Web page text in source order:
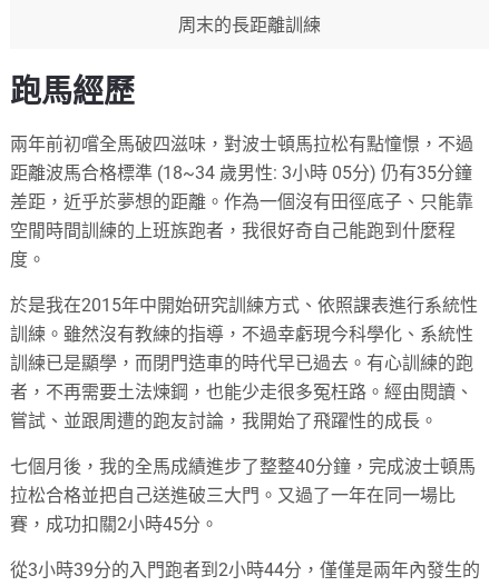
周末的長距離訓練
跑馬經歷
兩年前初嚐全馬破四滋味，對波士頓馬拉松有點憧憬，不過
距離波馬合格標準 (18~34 歲男性: 3小時 05分) 仍有35分鐘
差距，近乎於夢想的距離。作為一個沒有田徑底子、只能靠
空閒時間訓練的上班族跑者，我很好奇自己能跑到什麼程
度。
於是我在2015年中開始研究訓練方式、依照課表進行系統性
訓練。雖然沒有教練的指導，不過幸虧現今科學化、系統性
訓練已是顯學，而閉門造車的時代早已過去。有心訓練的跑
者，不再需要土法煉鋼，也能少走很多冤枉路。經由閱讀、
嘗試、並跟周遭的跑友討論，我開始了飛躍性的成長。
七個月後，我的全馬成績進步了整整40分鐘，完成波士頓馬
拉松合格並把自己送進破三大門。又過了一年在同一場比
賽，成功扣關2小時45分。
從3小時39分的入門跑者到2小時44分，僅僅是兩年內發生的